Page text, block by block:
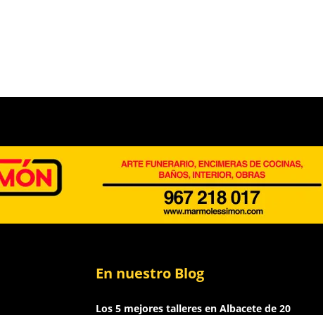
En nuestro Blog
Los 5 mejores talleres en Albacete de 20